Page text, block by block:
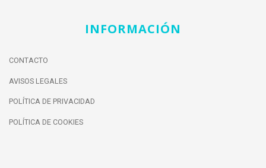
INFORMACIÓN
CONTACTO
AVISOS LEGALES
POLÍTICA DE PRIVACIDAD
POLÍTICA DE COOKIES